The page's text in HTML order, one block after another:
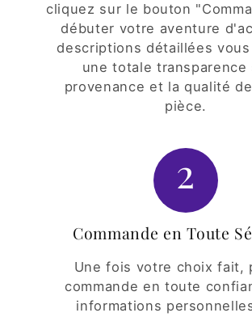
cliquez sur le bouton
débuter votre aventure
descriptions détaillées
une totale transparence
provenance et la qualité
pièce.
2
Commande en Toute
Une fois votre choix fait,
commande en toute
informations